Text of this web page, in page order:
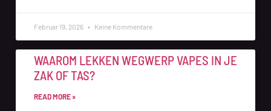
Februar 19, 2026 Keine Kommentare
WAAROM LEKKEN WEGWERP VAPES IN JE
ZAK OF TAS?
READ MORE »